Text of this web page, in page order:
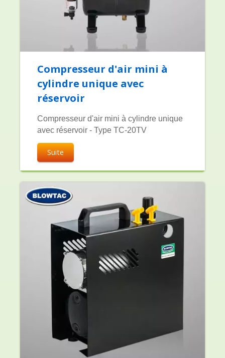
Compresseur d'air mini à
cylindre unique avec
réservoir
Compresseur d'air mini à cylindre unique
avec réservoir - Type TC-20TV
Suite